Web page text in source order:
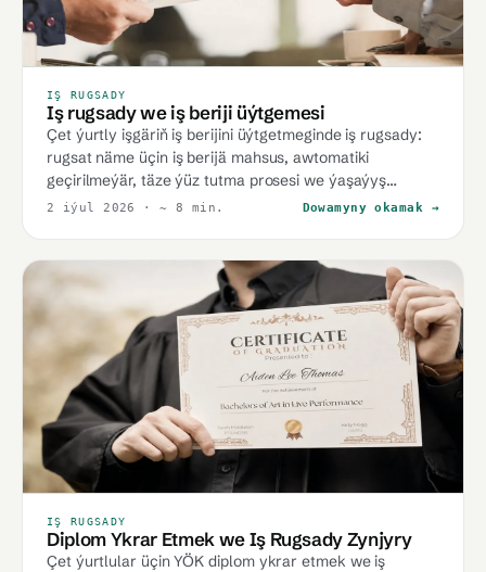
IŞ RUGSADY
Iş rugsady we iş beriji üýtgemesi
Çet ýurtly işgäriň iş berijini üýtgetmeginde iş rugsady:
rugsat näme üçin iş berijä mahsus, awtomatiki
geçirilmeýär, täze ýüz tutma prosesi we ýaşaýyş
hukugyna täsiri.
2 iýul 2026 · ~ 8 min. Dowamyny okamak →
IŞ RUGSADY
Diplom Ykrar Etmek we Iş Rugsady Zynjyry
Çet ýurtlular üçin YÖK diplom ykrar etmek we iş